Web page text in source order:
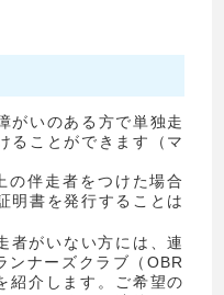
がいのある方で単独走
ることができます（マ
伴走者をつけた場合
明書を発行することは
者がいない方には、連
ンナーズクラブ（OBR
紹介します。ご希望の